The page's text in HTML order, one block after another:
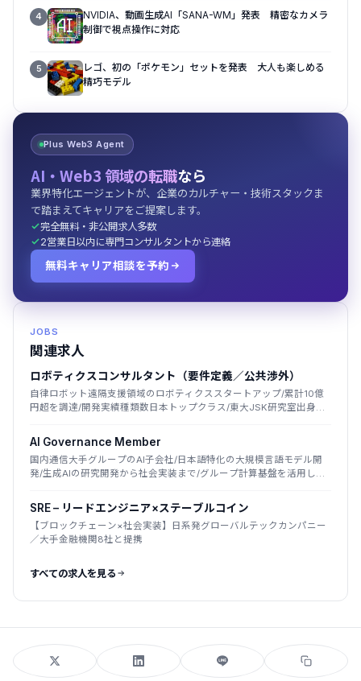
4
NVIDIA、動画生成AI「SANA-WM」発表 精密なカメラ
制御で視点操作に対応
5
レゴ、初の「ポケモン」セットを発表 大人も楽しめる
精巧モデル
Plus Web3 Agent
AI・Web3 領域の転職なら
業界特化エージェントが、企業のカルチャー・技術スタックま
で踏まえてキャリアをご提案します。
完全無料・非公開求人多数
2営業日以内に専門コンサルタントから連絡
無料キャリア相談を予約
JOBS
関連求人
ロボティクスコンサルタント（要件定義／公共渉外）
自律ロボット遠隔支援領域のロボティクススタートアップ/累計10億
円超を調達/開発実績種類数日本トップクラス/東大JSK研究室出身者
AI Governance Member
国内通信大手グループのAI子会社/日本語特化の大規模言語モデル開
発/生成AIの研究開発から社会実装まで/グループ計算基盤を活用した
SRE – リードエンジニア×ステーブルコイン
【ブロックチェーン×社会実装】日系発グローバルテックカンパニー
／大手金融機関8社と提携
すべての求人を見る